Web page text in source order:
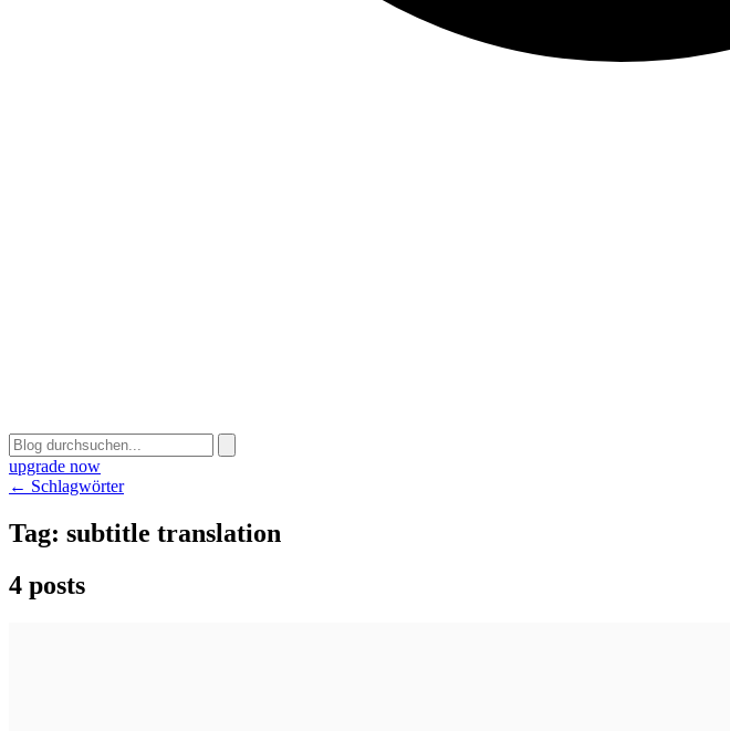
upgrade now
← Schlagwörter
Tag: subtitle translation
4 posts